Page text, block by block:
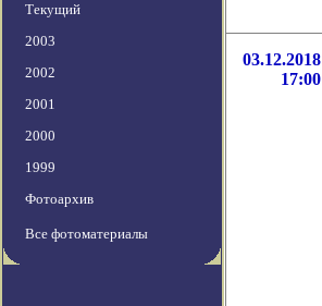
Текущий
2003
2002
2001
2000
1999
Фотоархив
Все фотоматериалы
03.12.2018
17:00